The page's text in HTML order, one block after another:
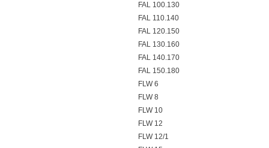
FAL 100.130
FAL 110.140
FAL 120.150
FAL 130.160
FAL 140.170
FAL 150.180
FLW 6
FLW 8
FLW 10
FLW 12
FLW 12/1